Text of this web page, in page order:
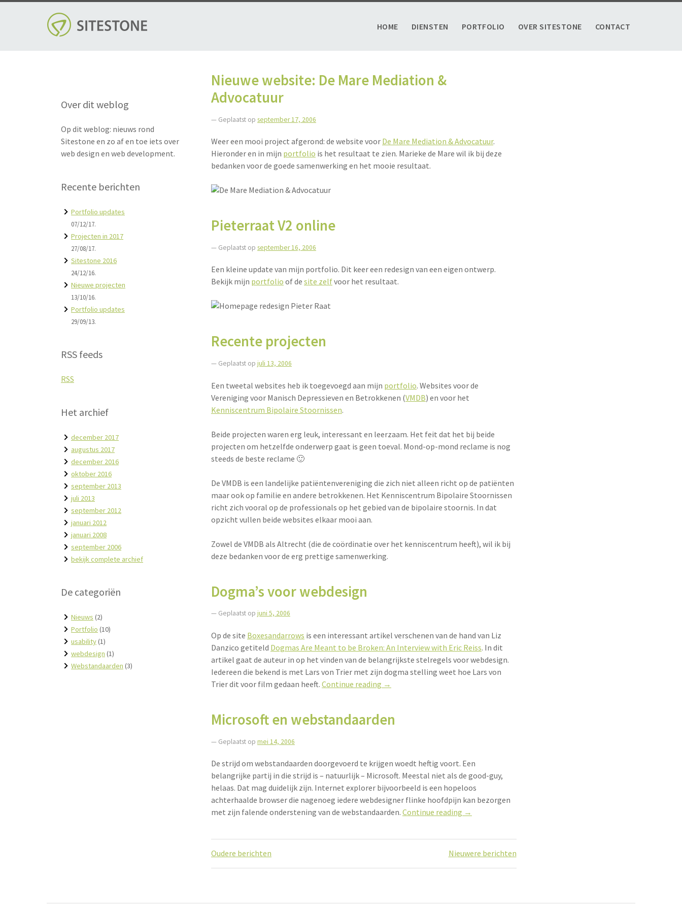
to
content
HOME DIENSTEN PORTFOLIO OVER SITESTONE CONTACT
Blog
Nieuwe website: De Mare Mediation &
Advocatuur
— Geplaatst op september 17, 2006
Weer een mooi project afgerond: de website voorDe Mare Mediation & Advocatuur.
Hieronder en in mijn portfolio is het resultaat te zien. Marieke de Mare wil ik bij deze
bedanken voor de goede samenwerking en het mooie resultaat.
Pieterraat V2 online
— Geplaatst op september 16, 2006
Een kleine update van mijn portfolio. Dit keer een redesign van een eigen ontwerp.
Bekijk mijn portfolioof desite zelfvoor het resultaat.
Recente projecten
— Geplaatst op juli 13, 2006
Een tweetal websites heb ik toegevoegd aan mijn portfolio. Websites voor de
Vereniging voor Manisch Depressieven en Betrokkenen (VMDB) en voor het
Kenniscentrum Bipolaire Stoornissen.
Beide projecten waren erg leuk, interessant en leerzaam. Het feit dat het bij beide
projecten om hetzelfde onderwerp gaat is geen toeval. Mond-op-mond reclame is nog
steeds de beste reclame 🙂
De VMDB is een landelijke patiëntenvereniging die zich niet alleen richt op de patiënten
maar ook op familie en andere betrokkenen. Het Kenniscentrum Bipolaire Stoornissen
richt zich vooral op de professionals op het gebied van de bipolaire stoornis. In dat
opzicht vullen beide websites elkaar mooi aan.
Zowel de VMDB als Altrecht (die de coördinatie over het kenniscentrum heeft), wil ik bij
deze bedanken voor de erg prettige samenwerking.
Dogma’s voor webdesign
— Geplaatst op juni 5, 2006
Op de site Boxesandarrows is een interessant artikel verschenen van de hand van Liz
Danzico getiteld Dogmas Are Meant to be Broken: An Interview with Eric Reiss. In dit
artikel gaat de auteur in op het vinden van de belangrijkste stelregels voor webdesign.
Iedereen die bekend is met Lars von Trier met zijn dogma stelling weet hoe Lars von
Trier dit voor film gedaan heeft.Continue reading “Dogma’s
→
Microsoft en webstandaarden
— Geplaatst op mei 14, 2006
De strijd om webstandaarden doorgevoerd te krijgen woedt heftig voort. Een
belangrijke partij in die strijd is – natuurlijk – Microsoft. Meestal niet als de good-guy,
helaas. Dat mag duidelijk zijn. Internet explorer bijvoorbeeld is een hopeloos
achterhaalde browser die nagenoeg iedere webdesigner flinke hoofdpijn kan bezorgen
met zijn falende onderstening van de webstandaarden.Continue reading “Microsoft
→
Berichtennavigatie
Oudere berichten Nieuwere berichten
Over dit weblog
Op dit weblog: nieuws rond
Sitestone en zo af en toe iets over
web design en web development.
Recente berichten
Portfolio updates
07/12/17.
Projecten in 2017
27/08/17.
Sitestone 2016
24/12/16.
Nieuwe projecten
13/10/16.
Portfolio updates
29/09/13.
RSS feeds
RSS
Het archief
december 2017
augustus 2017
december 2016
oktober 2016
september 2013
juli 2013
september 2012
januari 2012
januari 2008
september 2006
bekijk complete archief
De categoriën
Nieuws (2)
Portfolio (10)
usability(1)
webdesign (1)
Webstandaarden (3)